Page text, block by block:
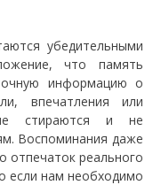
убедительными
что память
информацию о
впечатления или
стираются и не
Воспоминания даже
отпечаток реального
если нам необходимо